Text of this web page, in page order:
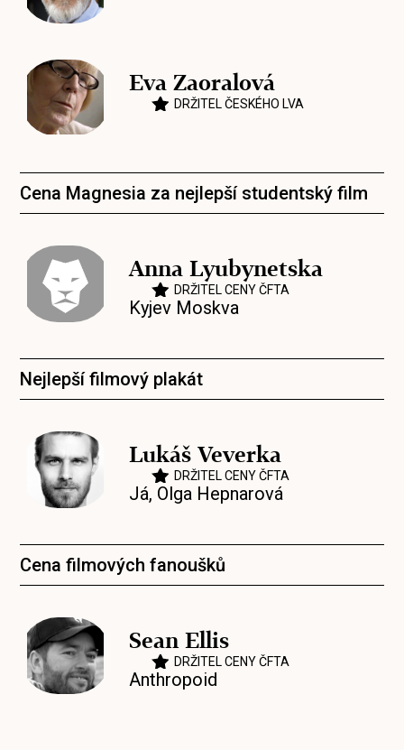
Eva Zaoralová
DRŽITEL ČESKÉHO LVA
Cena Magnesia za nejlepší studentský film
Anna Lyubynetska
DRŽITEL CENY ČFTA
Kyjev Moskva
Nejlepší filmový plakát
Lukáš Veverka
DRŽITEL CENY ČFTA
Já, Olga Hepnarová
Cena filmových fanoušků
Sean Ellis
DRŽITEL CENY ČFTA
Anthropoid